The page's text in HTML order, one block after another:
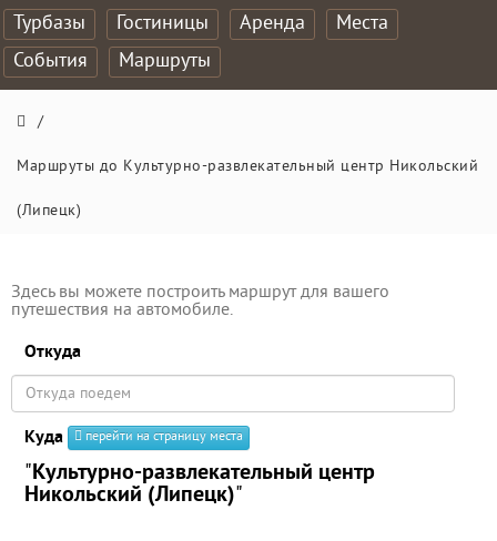
Турбазы Гостиницы Аренда
Места
События
Маршруты
/
Маршруты до Культурно-развлекательный центр Никольский
(Липецк)
Здесь вы можете построить маршрут для вашего
путешествия на автомобиле.
Откуда
Куда перейти на страницу места
"Культурно-развлекательный центр
Никольский (Липецк)"